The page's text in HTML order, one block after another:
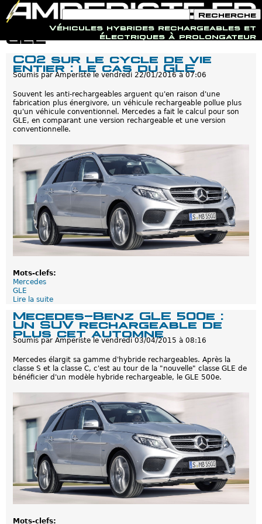
Jump to navigation
Véhicules hybrides rechargeables et
électriques à prolongateur
o
r
m
l
a
i
e
d
e
r
e
h
e
r
c
h
e
e
c
h
r
c
h
GLE
CO2 sur le cycle de vie
entier : le cas du GLE
Soumis parAmperistele vendredi 22/01/2016 à 07:06
Souvent les anti-rechargeables arguent qu'en raison d'une
fabrication plus énergivore, un véhicule rechargeable pollue plus
qu'un véhicule conventionnel. Mercedes a fait le calcul pour son
GLE, en comparant une version rechargeable et une version
conventionnelle.
Mots-clefs:
Mercedes
GLE
Lire la suite
C
O
2
s
r
l
e
c
l
e
d
e
e
e
n
t
r
Mecedes-Benz GLE 500e :
Un SUV rechargeable de
plus cet automne
Soumis par Amperistelevendredi 03/04/2015 à 08:16
Mercedes élargit sa gamme d'hybride rechargeables. Après la
classe S et la classe C, c'est au tour de la "nouvelle" classe GLE de
bénéficier d'un modèle hybride rechargeable, le GLE 500e.
Mots-clefs: